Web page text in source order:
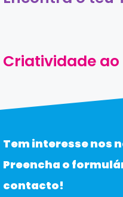
Criatividade ao
Tem interesse nos
Preencha o
contacto!